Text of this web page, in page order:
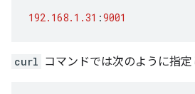
192.168.1.31 :9001
curl コマンドでは次のように指定